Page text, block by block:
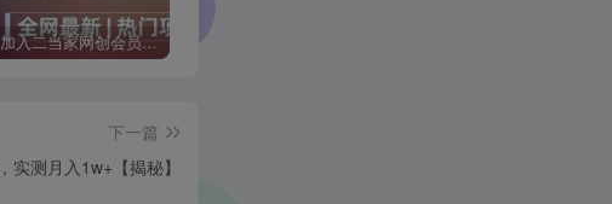
加入二当家网创会员，享受70%的推广提成，免费学习网上万种创业课程，菜鸟变大神。
下一篇
测月入1w+【揭秘】